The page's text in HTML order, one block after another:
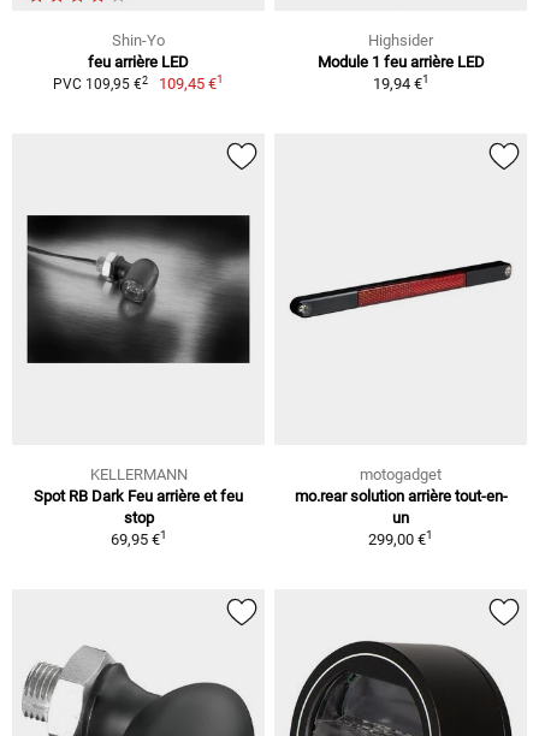
Shin-Yo
feu arrière LED
PVC 109,95 €2 109,45 €1
Highsider
Module 1 feu arrière LED
19,94 €1
KELLERMANN
Spot RB Dark Feu arrière et feu
stop
69,95 €1
motogadget
mo.rear solution arrière tout-en-
un
299,00 €1